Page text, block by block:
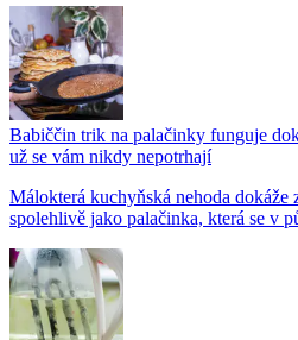
Babiččin trik na palačinky funguje
už se vám nikdy nepotrhají
Málokterá kuchyňská nehoda
spolehlivě jako palačinka, která se v